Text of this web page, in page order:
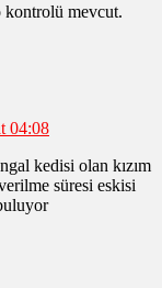
kontrolü mevcut.
04:08
kedisi olan kızım
süresi eskisi